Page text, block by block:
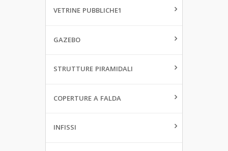
VETRINE PUBBLICHE1
GAZEBO
STRUTTURE PIRAMIDALI
COPERTURE A FALDA
INFISSI